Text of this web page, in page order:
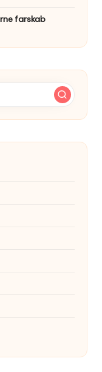
farskab